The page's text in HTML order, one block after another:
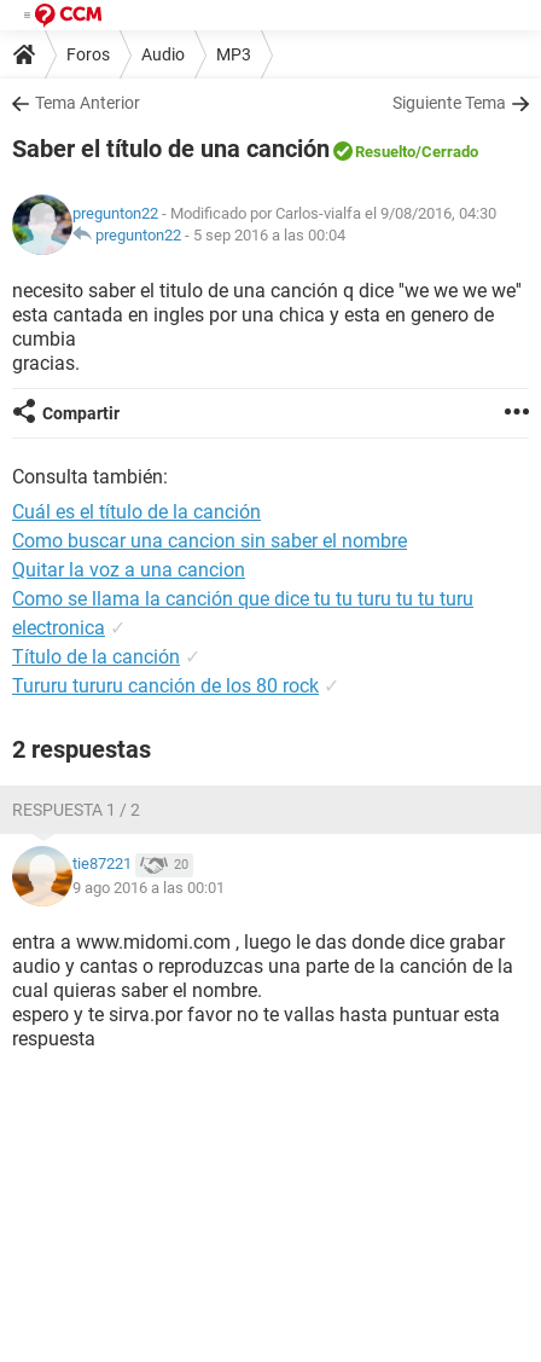
Foros Audio MP3
Tema Anterior Siguiente Tema
Saber el título de una canción Resuelto/Cerrado
pregunton22 - Modificado por Carlos-vialfa el 9/08/2016, 04:30
pregunton22 - 5 sep 2016 a las 00:04
necesito saber el titulo de una canción q dice ''we we we we''
esta cantada en ingles por una chica y esta en genero de
cumbia
gracias.
Compartir
Consulta también:
Cuál es el título de la canción
Como buscar una cancion sin saber el nombre
Quitar la voz a una cancion
Como se llama la canción que dice tu tu turu tu tu turu
electronica ✓
Título de la canción ✓
Tururu tururu canción de los 80 rock ✓
2 respuestas
RESPUESTA 1 / 2
tie87221 20
9 ago 2016 a las 00:01
entra a www.midomi.com , luego le das donde dice grabar
audio y cantas o reproduzcas una parte de la canción de la
cual quieras saber el nombre.
espero y te sirva.por favor no te vallas hasta puntuar esta
respuesta